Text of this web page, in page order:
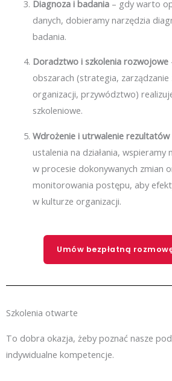
Diagnoza i badania– gdy warto
danych, dobieramy narzędzia
badania.
Doradztwo i szkolenia rozwojowe
obszarach (strategia, zarządzanie
organizacji, przywództwo)
szkoleniowe.
Wdrożenie i utrwalenie rezultatów
ustalenia na działania, wspieramy
w procesie dokonywanych zmian
monitorowania postępu, aby
w kulturze organizacji.
Umów bezpłatną
Szkolenia otwarte
To dobra okazja, żeby poznać nasze
indywidualne kompetencje.